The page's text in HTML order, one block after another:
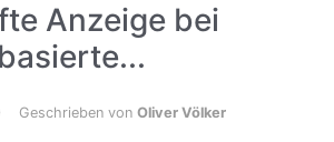
Anzeige bei
Geschrieben von Oliver Völker